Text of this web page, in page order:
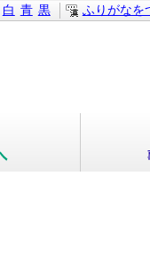
白 青 黒 ふりがなを